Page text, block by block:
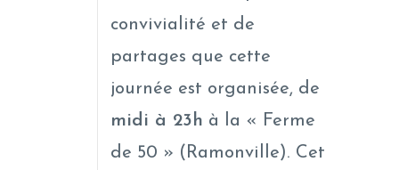
convivialité et de
partages que cette
journée est organisée, de
midi à 23h à la « Ferme
de 50 » (Ramonville). Cet